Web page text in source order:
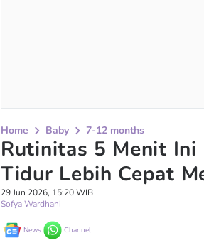
Home Baby 7-12 months
Rutinitas 5 Menit Ini
Tidur Lebih Cepat
29 Jun 2026, 15:20 WIB
Sofya Wardhani
News Channel